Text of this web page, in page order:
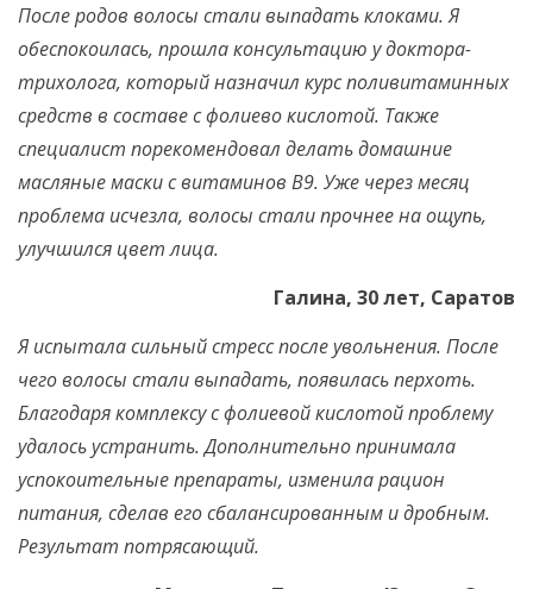
После родов волосы стали выпадать клоками. Я
обеспокоилась, прошла консультацию у доктора-
трихолога, который назначил курс поливитаминных
средств в составе с фолиево кислотой. Также
специалист порекомендовал делать домашние
масляные маски с витаминов В9. Уже через месяц
проблема исчезла, волосы стали прочнее на ощупь,
улучшился цвет лица.
Галина, 30 лет, Саратов
Я испытала сильный стресс после увольнения. После
чего волосы стали выпадать, появилась перхоть.
Благодаря комплексу с фолиевой кислотой проблему
удалось устранить. Дополнительно принимала
успокоительные препараты, изменила рацион
питания, сделав его сбалансированным и дробным.
Результат потрясающий.